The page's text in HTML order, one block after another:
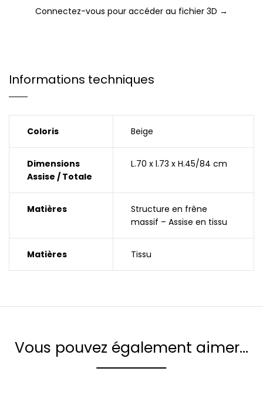
Connectez-vous pour accéder au fichier 3D →
Informations techniques
Coloris Beige
Dimensions
Assise / Totale
L.70 x l.73 x H.45/84 cm
Matières
Structure en frêne
massif – Assise en tissu
Matières Tissu
Vous pouvez également aimer…